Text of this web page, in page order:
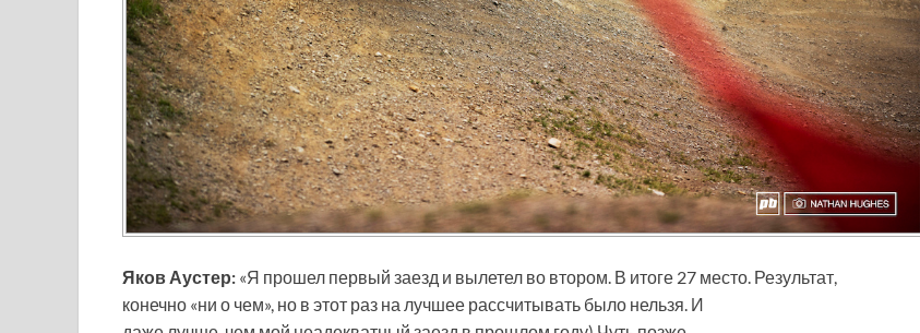
Яков Аустер: «Я прошел первый заезд и вылетел во втором. В итоге 27 место. Результат,
конечно «ни о чем», но в этот раз на лучшее рассчитывать было нельзя. И